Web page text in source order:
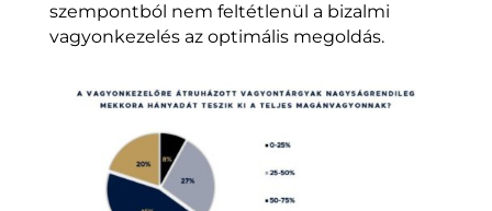
szempontból nem feltétlenül a bizalmi
vagyonkezelés az optimális megoldás.